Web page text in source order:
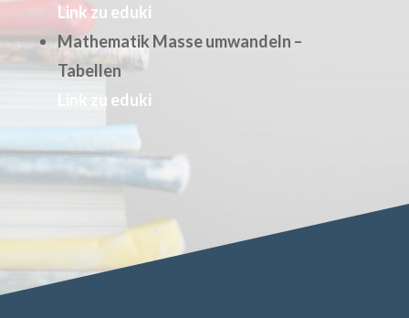
Link zu eduki
Mathematik Masse umwandeln –
Tabellen
Link zu eduki